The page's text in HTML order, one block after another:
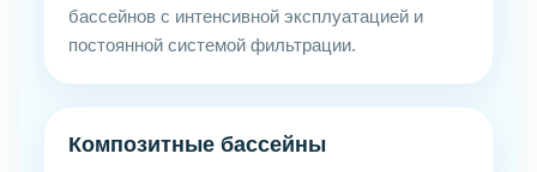
бассейнов с интенсивной эксплуатацией и
постоянной системой фильтрации.
Композитные бассейны